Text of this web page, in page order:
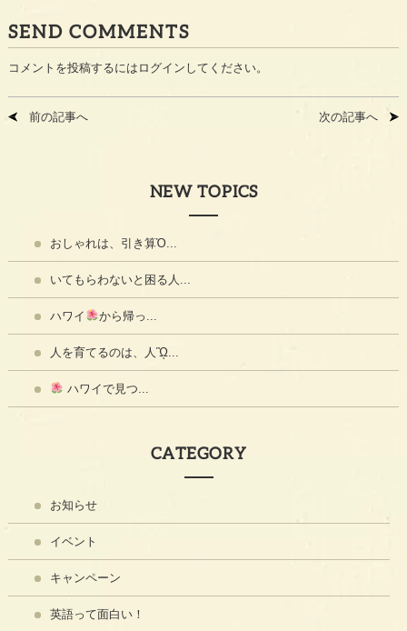
SEND COMMENTS
コメントを投稿するには ログイン してください。
前の記事へ 次の記事へ
NEW TOPICS
おしゃれは、引き算Ὀ...
いてもらわないと困る人...
ハワイ から帰っ...
人を育てるのは、人ᾫ...
ハワイで見つ...
CATEGORY
お知らせ
イベント
キャンペーン
英語って面白い！